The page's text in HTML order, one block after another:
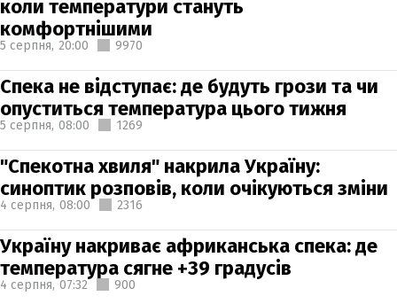
коли температури стануть
комфортнішими
5 серпня, 20:00 9970
Спека не відступає: де будуть грози та чи
опуститься температура цього тижня
5 серпня, 08:00 1269
"Спекотна хвиля" накрила Україну:
синоптик розповів, коли очікуються зміни
4 серпня, 08:00 2316
Україну накриває африканська спека: де
температура сягне +39 градусів
4 серпня, 07:32 900